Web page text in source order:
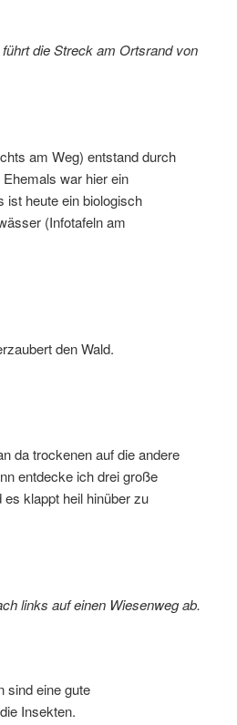
die Streck am Ortsrand von
am Weg) entstand durch
war hier ein
ist heute ein biologisch
(Infotafeln am
den Wald.
da trockenen auf die andere
entdecke ich drei große
klappt heil hinüber zu
links auf einen Wiesenweg ab.
sind eine gute
Insekten.